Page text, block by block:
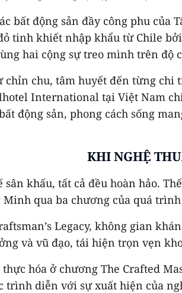
bất động sản đầy công phu
tinh khiết nhập khẩu từ Chile
hai cộng sự treo mình trên độ
chu, tâm huyết đến từng
International tại Việt Nam
động sản, phong cách sống
KHI NGHỆ
khấu, tất cả đều hoàn hảo.
qua ba chương của quá
Legacy, không gian
và vũ đạo, tái hiện trọn vẹn
hóa ở chương The Crafted
trình diễn với sự xuất hiện của